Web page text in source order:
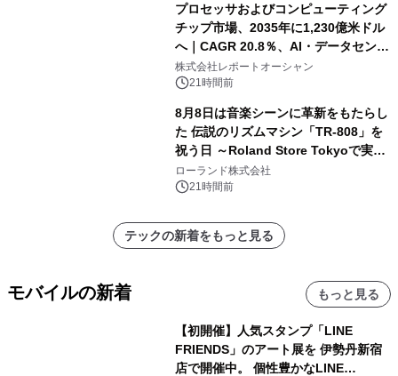
プロセッサおよびコンピューティング
チップ市場、2035年に1,230億米ドル
へ｜CAGR 20.8％、AI・データセンタ
ー需要が成長を牽引
株式会社レポートオーシャン
21時間前
8月8日は音楽シーンに革新をもたらし
た 伝説のリズムマシン「TR-808」を
祝う日 ～Roland Store Tokyoで実機
を展示しての 記念キャンペーンを開
催 英国ラジオ「NTS」の 特別プログ
アーティストを フィーチャーしたアニ
メーションを公開～
ローランド株式会社
21時間前
テックの新着をもっと見る
モバイルの新着 もっと見る
【初開催】人気スタンプ「LINE
FRIENDS」のアート展を 伊勢丹新宿
店で開催中。 個性豊かなLINE